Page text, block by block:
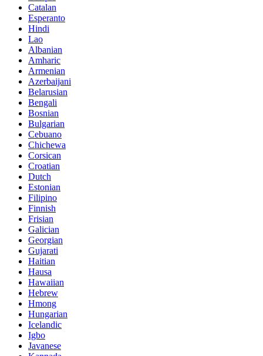
Catalan
Esperanto
Hindi
Lao
Albanian
Amharic
Armenian
Azerbaijani
Belarusian
Bengali
Bosnian
Bulgarian
Cebuano
Chichewa
Corsican
Croatian
Dutch
Estonian
Filipino
Finnish
Frisian
Galician
Georgian
Gujarati
Haitian
Hausa
Hawaiian
Hebrew
Hmong
Hungarian
Icelandic
Igbo
Javanese